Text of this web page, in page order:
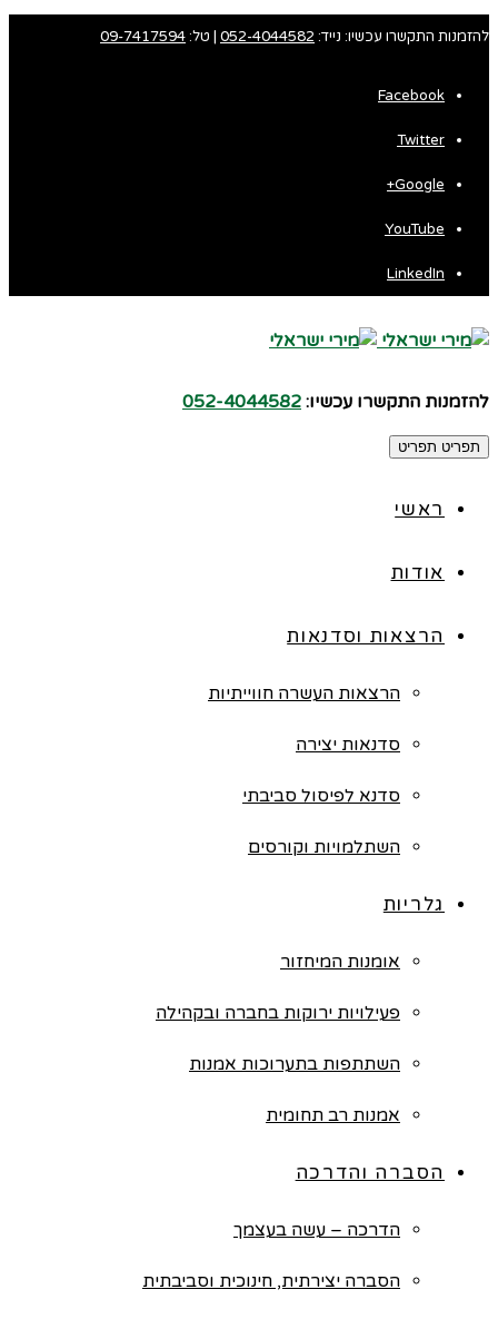
להזמנות התקשרו עכשיו: נייד: 052-4044582 | טל:09-7417594
Facebook
Twitter
Google+
YouTube
LinkedIn
להזמנות התקשרו עכשיו: 052-4044582
תפריט תפריט
ראשי
אודות
הרצאות וסדנאות
הרצאות העשרה חווייתיות
סדנאות יצירה
סדנא לפיסול סביבתי
השתלמויות וקורסים
גלריות
אומנות המיחזור
פעילויות ירוקות בחברה ובקהילה
השתתפות בתערוכות אמנות
אמנות רב תחומית
הסברה והדרכה
הדרכה – עשה בעצמך
הסברה יצירתית, חינוכית וסביבתית